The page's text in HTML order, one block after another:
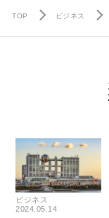
TOP ビジネス
ビジネス
2024.05.14